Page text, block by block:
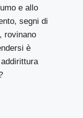
e allo
segni di
rovinano
è